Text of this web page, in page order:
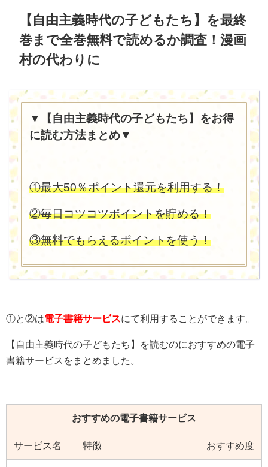
【自由主義時代の子どもたち】を最終
巻まで全巻無料で読めるか調査！漫画
村の代わりに
▼【自由主義時代の子どもたち】をお得
に読む方法まとめ▼
①最大50％ポイント還元を利用する！
②毎日コツコツポイントを貯める！
③無料でもらえるポイントを使う！
①と②は電子書籍サービスにて利用することができます。
【 自由主義時代の子どもたち 】を読むのにおすすめの電子
書籍サービスをまとめました。
おすすめの電子書籍サービス
サービス名 特徴 おすすめ度